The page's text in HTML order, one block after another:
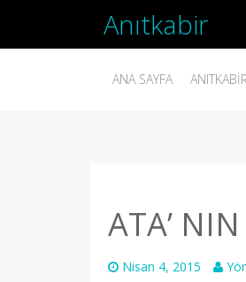
Anıtkabir
ANA SAYFA ANITKABIR
ATA’
Nisan 4, 2015